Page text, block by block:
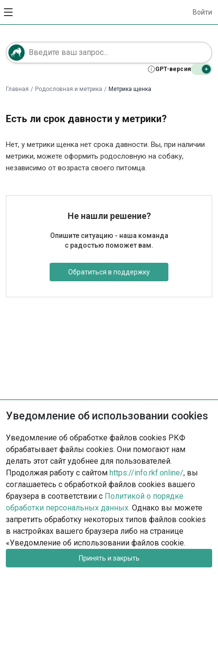
Войти
GPT-версия
Главная / Родословная и метрика / Метрика щенка
Есть ли срок давности у метрики?
Нет, у метрики щенка нет срока давности. Вы, при наличии
метрики, можете оформить родословную на собаку,
независимо от возраста своего питомца.
Не нашли решение?
Опишите ситуацию - наша команда
с радостью поможет вам.
Обратиться в поддержку
Уведомление об использовании cookies
Уведомление об обработке файлов cookies РКФ
обрабатывает файлы cookies. Они помогают нам
делать этот сайт удобнее для пользователей.
Продолжая работу с сайтом https://info.rkf.online/, вы
соглашаетесь с обработкой файлов cookies вашего
браузера в соответствии с Политикой о порядке
обработки персональных данных. Однако вы можете
запретить обработку некоторых типов файлов cookies
в настройках вашего браузера либо на странице
«Уведомление об использовании файлов cookie.
Принять и закрыть